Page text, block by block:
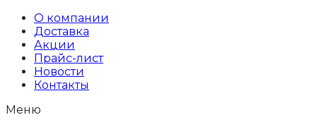
Перейти
содержимому
О компании
Доставка
Акции
Прайс-лист
Новости
Контакты
Меню